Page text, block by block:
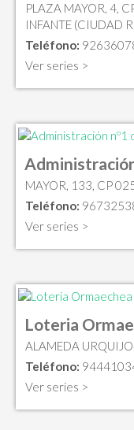
PLAZA MAYOR, 4,
INFANTE (CIUDAD
Teléfono:
Ver series >
MAYOR, 133, CP
Teléfono:
Ver series >
Loteria
ALAMEDA
Teléfono:
Ver series >